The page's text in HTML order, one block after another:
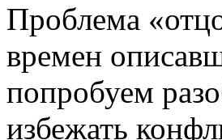
Проблема
времен
попробуем
избежать